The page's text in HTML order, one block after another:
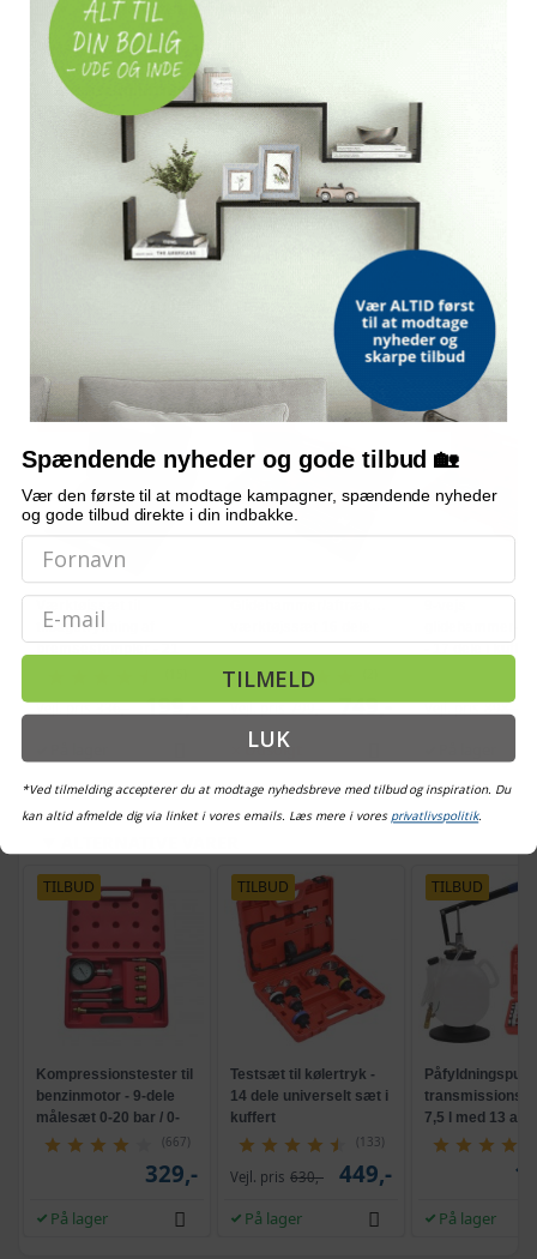
1 x automatisk påfyldningsflaske
Relaterede søgninger
bremseudluftningssæt
trykluftsdrevet bremseudlufter
trykluftsdrevne bremseudluftere
bremseudlufter med påfyldningsflaske
bremseudluftere med påfyldningsflasker
OFTE KØBT SAMMEN MED
TILBUD
tilbagetrykning af
Vejl. pris 336,- 199,-
TILBUD
Vejl. pris 799,- 749,-
Udsolgt
TILBUD
Vejl. pris 898,-
TILBUD
Kompressionstester til
benzinmotor - 9-dele
målesæt 0-20 bar / 0-
300 psi
(667)
329,-
På lager
TILBUD
Testsæt til kølertryk -
14 dele universelt sæt i
kuffert
(133)
Vejl. pris 630,- 449,-
På lager
TILBUD
7,5 l med 13
og kuffert
På lager
Spændende nyheder og gode tilbud 🏡
Vær den første til at modtage kampagner, spændende nyheder
og gode tilbud direkte i din indbakke.
Email
TILMELD
LUK
*Ved tilmelding accepterer du at modtage nyhedsbreve med tilbud og inspiration. Du
kan altid afmelde dig via linket i vores emails. Læs mere i vores privatlivspolitik.